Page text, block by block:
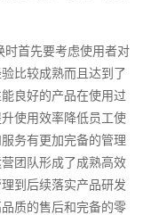
时首先要考虑使用者对
比较成熟而且达到了
良好的产品在使用过
使用效率降低员工使
务有更加完备的管理
团队形成了成熟高效
到后续落实产品研发
质的售后和完备的零